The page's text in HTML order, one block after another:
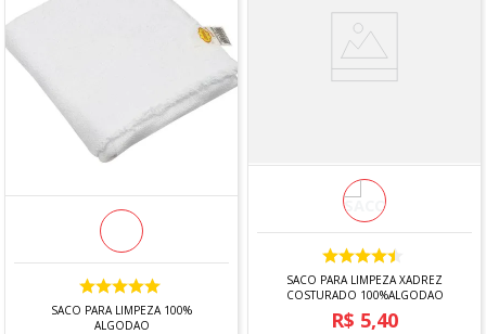
INFORMAÇÕES DO PRODUTO
MEDIDAS
Altura:
Largura:
Comprimento:
Composição:Alumínio/Cerâmica
Capacidade: 1L
Contém:1 Conjunto para Fondue de ferro fundido
SACO PARA LIMPEZA 100%
ALGODAO
SACO PARA LIMPEZA XADREZ
COSTURADO 100%ALGODAO
R$ 5,40